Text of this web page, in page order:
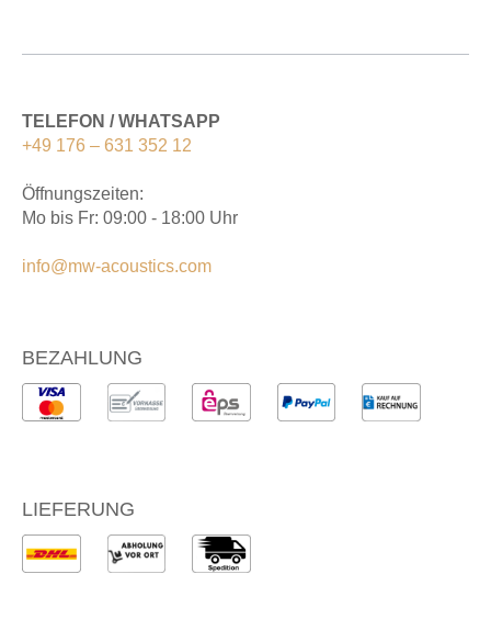
TELEFON / WHATSAPP
+49 176 – 631 352 12
Öffnungszeiten:
Mo bis Fr: 09:00 - 18:00 Uhr
info@mw-acoustics.com
BEZAHLUNG
LIEFERUNG